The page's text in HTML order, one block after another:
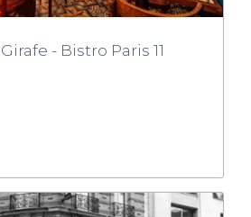
- Bistro Paris 11